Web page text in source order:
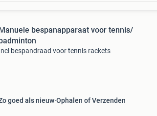
bespanapparaat voor tennis/
bespandraad voor tennis rackets
goed als nieuw Ophalen of Verzenden